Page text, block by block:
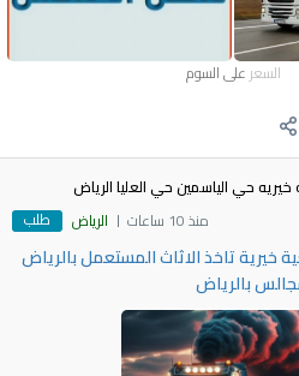
السعر على السوم
خيريه حي الياسمين حي العليا الرياض
منذ 10 ساعات
الرياض طلب
خيرية تاخذ الاثاث المستعمل بالرياض
بالرياض